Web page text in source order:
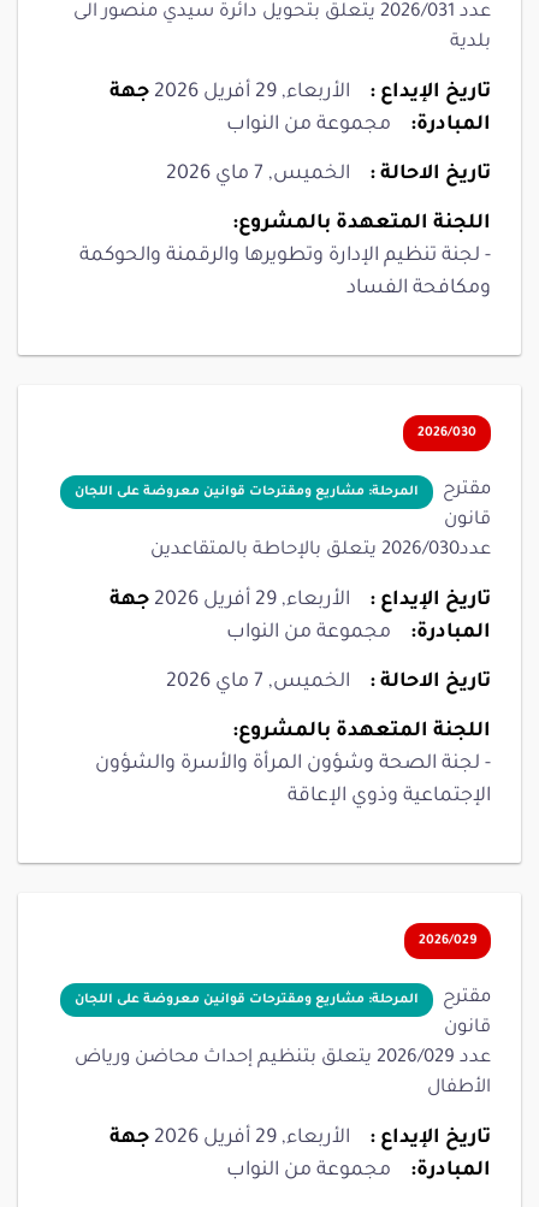
عدد 2026/031 يتعلق بتحويل دائرة سيدي منصور الى
بلدية
تاريخ الإيداع : الأربعاء, 29 أفريل 2026
جهة
المبادرة:
مجموعة من النواب
تاريخ الاحالة : الخميس, 7 ماي 2026
اللجنة المتعهدة بالمشروع:
- لجنة تنظيم الإدارة وتطويرها والرقمنة والحوكمة
ومكافحة الفساد
2026/030
المرحلة: مشاريع ومقترحات قوانين معروضة على اللجان
مقترح
قانون
عدد2026/030 يتعلق بالإحاطة بالمتقاعدين
تاريخ الإيداع : الأربعاء, 29 أفريل 2026
جهة
المبادرة:
مجموعة من النواب
تاريخ الاحالة : الخميس, 7 ماي 2026
اللجنة المتعهدة بالمشروع:
- لجنة الصحة وشؤون المرأة والأسرة والشؤون
الإجتماعية وذوي الإعاقة
2026/029
المرحلة: مشاريع ومقترحات قوانين معروضة على اللجان
مقترح
قانون
عدد 2026/029 يتعلق بتنظيم إحداث محاضن ورياض
الأطفال
تاريخ الإيداع : الأربعاء, 29 أفريل 2026
جهة
المبادرة:
مجموعة من النواب